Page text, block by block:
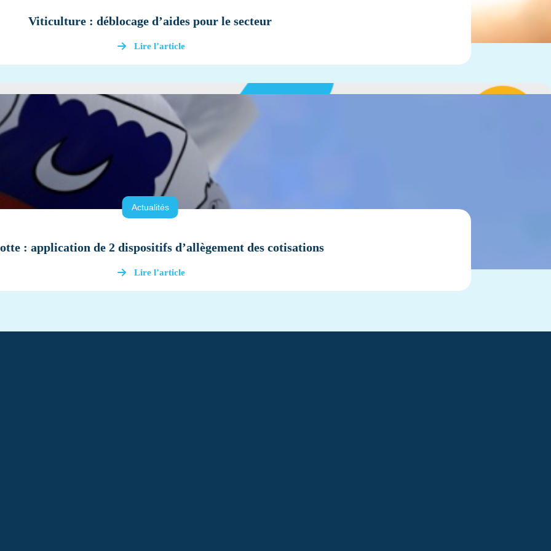
Viticulture : déblocage d’aides pour le secteur
Lire l’article
Actualités
: application de 2 dispositifs d’allègement des cotisations
Lire l’article